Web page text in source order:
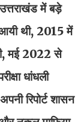
में बड़े
आयी थी, 2015 में
मई 2022 से
धांधली
रिपोर्ट शासन